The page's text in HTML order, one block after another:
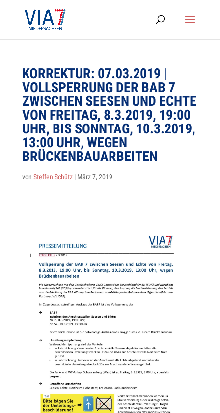
KOR­REK­TUR: 07.03.2019 |
VOLL­SPER­RUNG DER BAB 7
ZWI­SCHEN SEE­SEN UND ECHTE
VON FREI­TAG, 8.3.2019, 19:00
UHR, BIS SONN­TAG, 10.3.2019,
13:00 UHR, WEGEN
BRÜCKENBAUARBEITEN
von Steffen Schütz| März 7, 2019